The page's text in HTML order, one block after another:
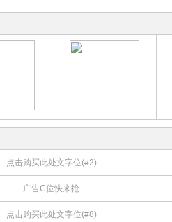
点击购买此处文字位(#2)
广告C位快来抢
点击购买此处文字位(#8)